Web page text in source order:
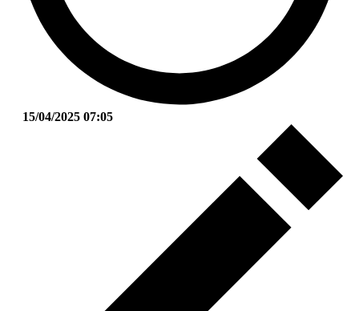
15/04/2025 07:05